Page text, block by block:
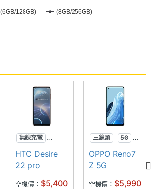
(6GB/128GB) (8GB/256GB)
無線充電
超防水
元宇宙
HTC Desire
22 pro
空機價： $5,400
三鏡頭
5G
防潑水
OPPO Reno7
Z 5G
空機價： $5,990